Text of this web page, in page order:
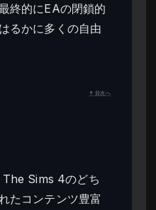
終的にEAの閉鎖的
るかに多くの自由
↑ 目次へ
Sims 4のどち
たコンテンツ豊富